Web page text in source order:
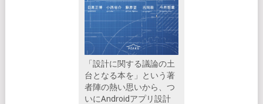
「設計に関する議論の土
台となる本を」という著
者陣の熱い思いから、つ
いにAndroidアプリ設計